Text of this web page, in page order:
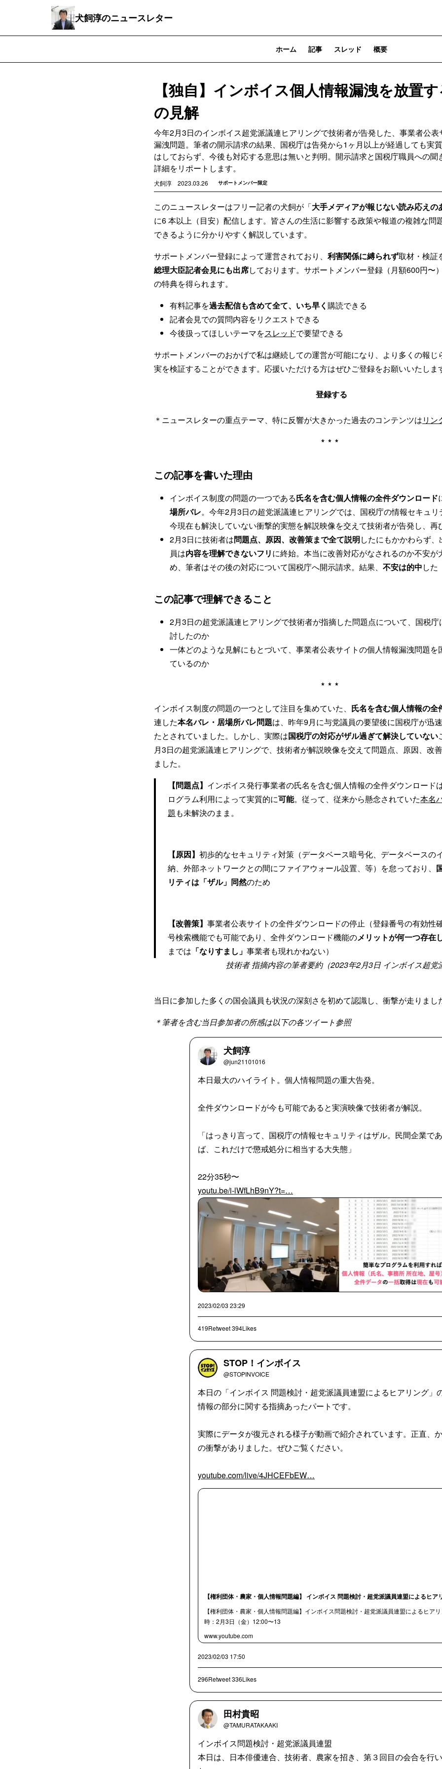
犬飼淳のニュースレター
ホーム 記事 スレッド 概要
【独自】インボイス個人情報漏洩を放置
の見解
今年2月3日のインボイス超党派議連ヒアリングで技術者が告発した、事業者公
漏洩問題。筆者の開示請求の結果、国税庁は告発から1ヶ月以上が経過しても実
はしておらず、今後も対応する意思は無いと判明。開示請求と国税庁職員への聞
詳細をリポートします。
犬飼淳 2023.03.26 サポートメンバー限定
このニュースレターはフリー記者の犬飼が「大手メディアが報じない読み応えの
に6 本以上（目安）配信します。皆さんの生活に影響する政策や報道の複雑な問
できるように分かりやすく解説しています。
サポートメンバー登録によって運営されており、 利害関係に縛られず取材・検証
総理大臣記者会見にも出席しております。サポートメンバー登録（月額600円〜
の特典を得られます。
有料記事を過去配信も含めて全て、いち早く 購読できる
記者会見での質問内容をリクエストできる
今後扱ってほしいテーマをスレッドで要望できる
サポートメンバーのおかげで私は継続しての運営が可能になり、より多くの報じ
実を検証することができます。応援いただける方はぜひご登録をお願いいたしま
登録する
＊ニュースレターの重点テーマ、特に反響が大きかった過去のコンテンツはリン
***
この記事を書いた理由
インボイス制度の問題の一つである氏名を含む個人情報の全件ダウンロード
場所バレ。今年2月3日の超党派議連ヒアリングでは、国税庁の情報セキュリ
今現在も解決していない衝撃的実態を解説映像を交えて技術者が告発し、再
2月3日に技術者は問題点、原因、改善策まで全て説明したにもかかわらず
員は内容を理解できないフリに終始。本当に改善対応がなされるのか不安が
め、筆者はその後の対応について国税庁へ開示請求。結果、 不安は的中した
この記事で理解できること
2月3日の超党派議連ヒアリングで技術者が指摘した問題点について、国税
討したのか
一体どのような見解にもとづいて、事業者公表サイトの個人情報漏洩問題を
ているのか
***
インボイス制度の問題の一つとして注目を集めていた、 氏名を含む個人情報の全
連した本名バレ・居場所バレ問題は、昨年9月に与党議員の要望後に国税庁が迅
たとされていました。しかし、実際は国税庁の対応がザル過ぎて解決していない
月3日の超党派議連ヒアリングで、技術者が解説映像を交えて問題点、原因、改
ました。
【問題点】 インボイス発行事業者の氏名を含む個人情報の全件ダウンロード
ログラム利用によって実質的に可能。従って、従来から懸念されていた本名
題も未解決のまま。
【原因】 初歩的なセキュリティ対策（データベース暗号化、データベースの
納、外部ネットワークとの間にファイアウォール設置、等）を怠っており、
リティは「ザル」同然のため
【改善策】 事業者公表サイトの全件ダウンロードの停止（登録番号の有効性
号検索機能でも可能であり、全件ダウンロード機能のメリットが何一つ存在
までは 「なりすまし」 事業者も現れかねない）
技術者 指摘内容の筆者要約（2023年2月3日 インボイス超党
当日に参加した多くの国会議員も状況の深刻さを初めて認識し、衝撃が走りまし
＊筆者を含む当日参加者の所感は以下の各ツイート参照
犬飼淳
@jun21101016
本日最大のハイライト。個人情報問題の重大告発。
全件ダウンロードが今も可能であると実演映像で技術者が解説。
「はっきり言って、国税庁の情報セキュリティはザル。民間企業で
ば、これだけで懲戒処分に相当する大失態」
22分35秒〜
youtu.be/i-lWfLhB9nY?t=…
2023/02/03 23:29
419Retweet394Likes
STOP！インボイス
@STOPINVOICE
本日の「インボイス 問題検討・超党派議員連盟によるヒアリング」
情報の部分に関する指摘あったパートです。
実際にデータが復元される様子が動画で紹介されています。正直、
の衝撃がありました。ぜひご覧ください。
youtube.com/live/4JHCEFbEW…
【権利団体・農家・個人情報問題編】 インボイス 問題検討・超党派議員連盟によるヒア
【権利団体・農家・個人情報問題編】インボイス問題検討・超党派議員連盟によるヒア
時：2月3日（金）12:00〜13
www.youtube.com
2023/02/03 17:50
296Retweet336Likes
田村貴昭
@TAMURATAKAAKI
インボイス問題検討・超党派議員連盟
本日は、日本俳優連合、技術者、農家を招き、第３回目の会合を行